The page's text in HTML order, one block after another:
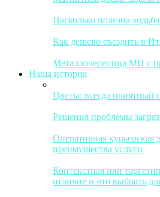
Насколько полезна
Как дешево съездить в
Металлочерепица МП с
Наша история
Цветы: всегда приятный
Решения проблемы
Оперативная курьерская
преимущества услуги
Контекстная или
отличие и что выбрать